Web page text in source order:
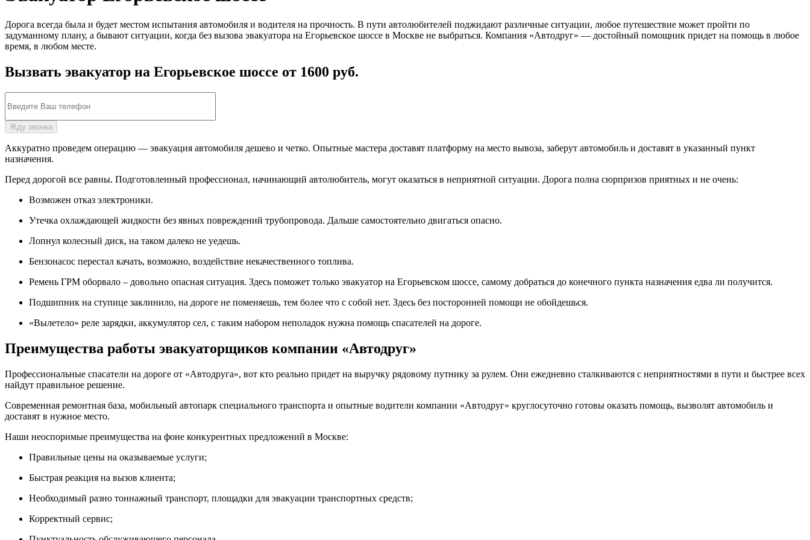
Дорога всегда была и будет местом испытания автомобиля и водителя на прочность. В пути автолюбителей поджидают различные ситуации, любое путешествие может пройти по
задуманному плану, а бывают ситуации, когда без вызова эвакуатора на Егорьевское шоссе в Москве не выбраться. Компания «Автодруг» — достойный помощник придет на помощь в любое
время, в любом месте.
Вызвать эвакуатор на Егорьевское шоссе от 1600 руб.
Аккуратно проведем операцию — эвакуация автомобиля дешево и четко. Опытные мастера доставят платформу на место вывоза, заберут автомобиль и доставят в указанный пункт
назначения.
Перед дорогой все равны. Подготовленный профессионал, начинающий автолюбитель, могут оказаться в неприятной ситуации. Дорога полна сюрпризов приятных и не очень:
Возможен отказ электроники.
Утечка охлаждающей жидкости без явных повреждений трубопровода. Дальше самостоятельно двигаться опасно.
Лопнул колесный диск, на таком далеко не уедешь.
Бензонасос перестал качать, возможно, воздействие некачественного топлива.
Ремень ГРМ оборвало – довольно опасная ситуация. Здесь поможет только эвакуатор на Егорьевском шоссе, самому добраться до конечного пункта назначения едва ли получится.
Подшипник на ступице заклинило, на дороге не поменяешь, тем более что с собой нет. Здесь без посторонней помощи не обойдешься.
«Вылетело» реле зарядки, аккумулятор сел, с таким набором неполадок нужна помощь спасателей на дороге.
Преимущества работы эвакуаторщиков компании «Автодруг»
Профессиональные спасатели на дороге от «Автодруга», вот кто реально придет на выручку рядовому путнику за рулем. Они ежедневно сталкиваются с неприятностями в пути и быстрее всех
найдут правильное решение.
Современная ремонтная база, мобильный автопарк специального транспорта и опытные водители компании «Автодруг» круглосуточно готовы оказать помощь, вызволят автомобиль и
доставят в нужное место.
Наши неоспоримые преимущества на фоне конкурентных предложений в Москве:
Правильные цены на оказываемые услуги;
Быстрая реакция на вызов клиента;
Необходимый разно тоннажный транспорт, площадки для эвакуации транспортных средств;
Корректный сервис;